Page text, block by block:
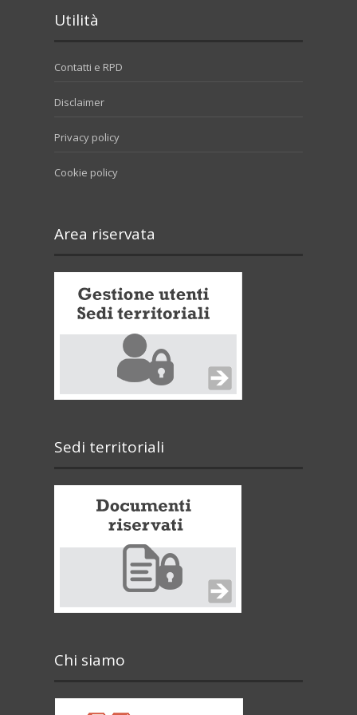
Utilità
Contatti e RPD
Disclaimer
Privacy policy
Cookie policy
Area riservata
Sedi territoriali
Chi siamo